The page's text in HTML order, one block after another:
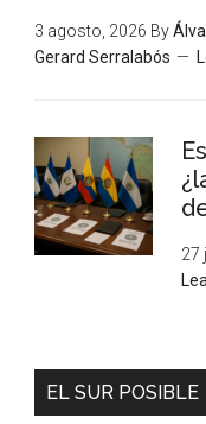
3 agosto, 2026 By
Gerard Serralabós
27
EL SUR POSIBLE